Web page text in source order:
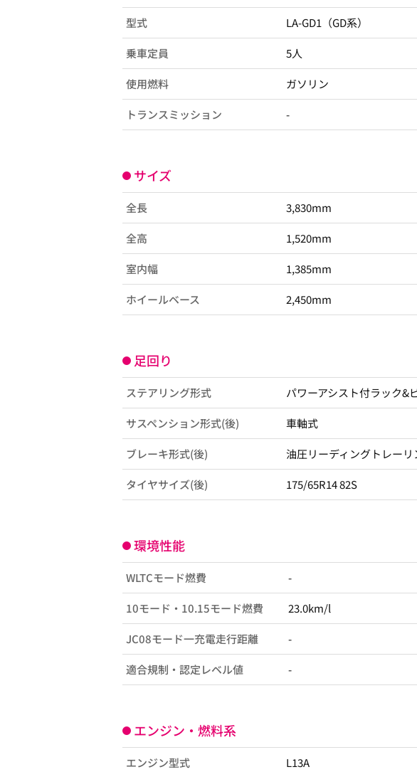
型式 LA-GD1（GD系）
乗車定員 5人
使用燃料 ガソリン
トランスミッション -
サイズ
全長 3,830mm
全高 1,520mm
室内幅 1,385mm
ホイールベース 2,450mm
足回り
ステアリング形式 パワーアシスト付ラック&
サスペンション形式(後) 車軸式
ブレーキ形式(後) 油圧リーディングトレーリ
タイヤサイズ(後) 175/65R14 82S
環境性能
WLTCモード燃費 -
10モード・10.15モード燃費 23.0km/l
JC08モード一充電走行距離 -
適合規制・認定レベル値 -
エンジン・燃料系
エンジン型式 L13A